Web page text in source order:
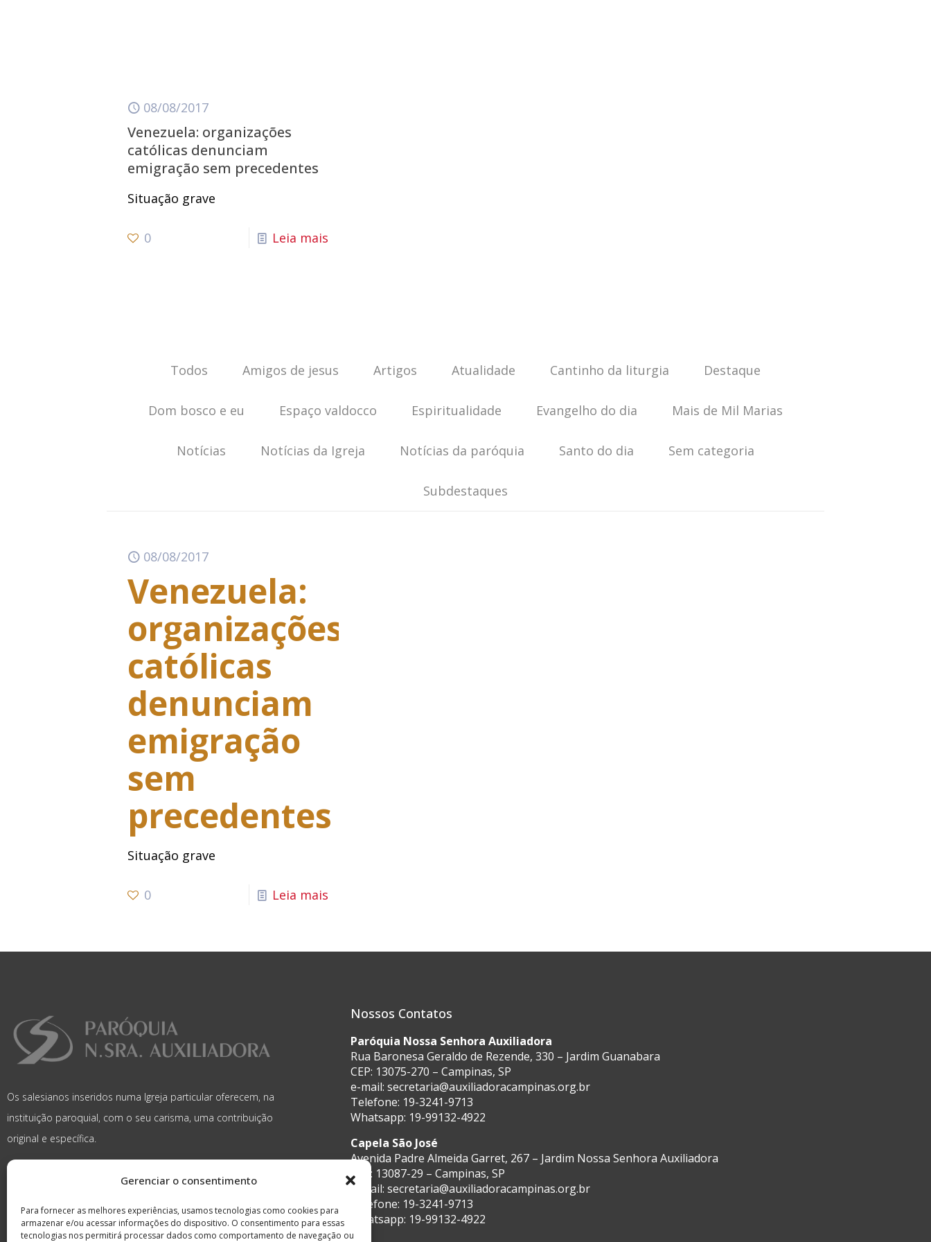
Gerenciar o consentimento
Para fornecer as melhores experiências, usamos tecnologias como cookies para
armazenar e/ou acessar informações do dispositivo. O consentimento para essas
tecnologias nos permitirá processar dados como comportamento de navegação ou
08/08/2017
Venezuela: organizações
católicas denunciam
emigração sem precedentes
Situação grave
0 Leia mais
Todos Amigos de jesus Artigos Atualidade Cantinho da liturgia Destaque
Dom bosco e eu Espaço valdocco Espiritualidade Evangelho do dia Mais de Mil Marias
Notícias Notícias da Igreja Notícias da paróquia Santo do dia Sem categoria
Subdestaques
08/08/2017
Venezuela:
organizações
católicas
denunciam
emigração
sem
precedentes
Situação grave
0 Leia mais
Os salesianos inseridos numa Igreja particular oferecem, na
instituição paroquial, com o seu carisma, uma contribuição
original e específica.
Nossos Contatos
Paróquia Nossa Senhora Auxiliadora
Rua Baronesa Geraldo de Rezende, 330 – Jardim Guanabara
CEP: 13075-270 – Campinas, SP
e-mail: secretaria@auxiliadoracampinas.org.br
Telefone: 19-3241-9713
Whatsapp: 19-99132-4922
Capela São José
Avenida Padre Almeida Garret, 267 – Jardim Nossa Senhora Auxiliadora
CEP: 13087-29 – Campinas, SP
e-mail: secretaria@auxiliadoracampinas.org.br
Telefone: 19-3241-9713
Whatsapp: 19-99132-4922